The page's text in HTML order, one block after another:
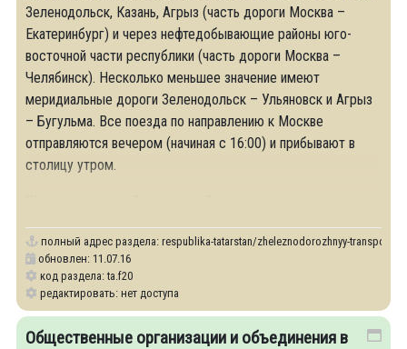
Зеленодольск, Казань, Агрыз (часть дороги Москва –
Екатеринбург) и через нефтедобывающие районы юго-
восточной части республики (часть дороги Москва –
Челябинск). Несколько меньшее значение имеют
меридиальные дороги Зеленодольск – Ульяновск и Агрыз
– Бугульма. Все поезда по направлению к Москве
отправляются вечером (начиная с 16:00) и прибывают в
столицу утром.
полный адрес раздела: respublika-tatarstan/zheleznodorozhnyy-transport
обновлен: 11.07.16
код раздела: ta.f20
редактировать: нет доступа
Общественные организации и объединения в